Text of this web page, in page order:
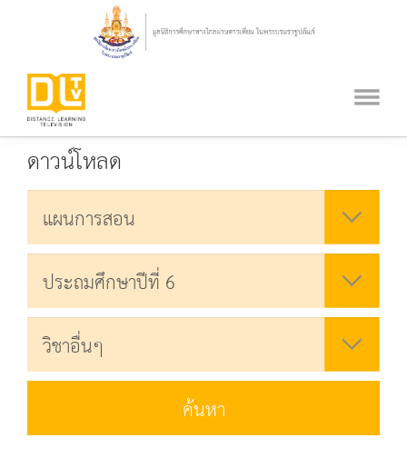
ดาวน์โหลด
ค้นหา